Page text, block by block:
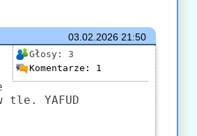
03.02.202621:50
Głosy: 3
Komentarze: 1
tle. YAFUD